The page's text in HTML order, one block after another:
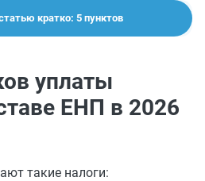
кратко: 5 пунктов
уплаты
ЕНП в 2026
такие налоги: